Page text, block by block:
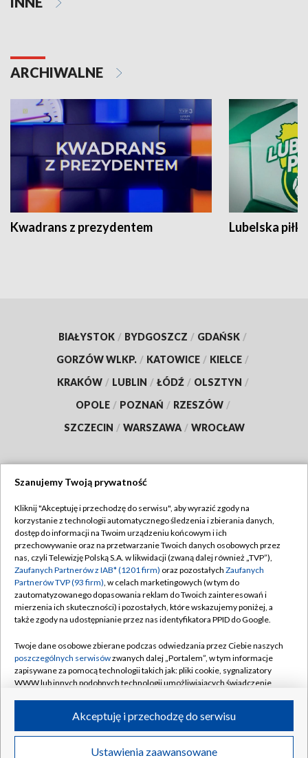
ARCHIWALNE
Kwadrans z prezydentem Lubelska piłka
BIAŁYSTOK / BYDGOSZCZ / GDAŃSK /
GORZÓW WLKP. / KATOWICE / KIELCE /
KRAKÓW / LUBLIN / ŁÓDŹ / OLSZTYN /
OPOLE / POZNAŃ / RZESZÓW /
SZCZECIN / WARSZAWA / WROCŁAW
TVP
Abonament TVP
Emisja w TVP
Centrum informacji TVP
Naziemna Telewizja Cyfrowa
Rada Programowa
System NOS
Informacje o nadawcy
Program dla prasy
Regulamin TVP
Polityka prywatności
Moje zgody
Pomoc
Kontakt
Kanały
©2026 Telewizja Polska S.A. w likwidacji
Szanujemy Twoją prywatność
Kliknij "Akceptuję i przechodzę do serwisu", aby wyrazić zgody na
korzystanie z technologii automatycznego śledzenia i zbierania danych,
dostęp do informacji na Twoim urządzeniu końcowym i ich
przechowywanie oraz na przetwarzanie Twoich danych osobowych przez
nas, czyli Telewizję Polską S.A. w likwidacji (zwaną dalej również „TVP”),
Zaufanych Partnerów z IAB* (1201 firm) oraz pozostałych Zaufanych
Partnerów TVP (93 firm), w celach marketingowych (w tym do
zautomatyzowanego dopasowania reklam do Twoich zainteresowań i
mierzenia ich skuteczności) i pozostałych, które wskazujemy poniżej, a
także zgody na udostępnianie przez nas identyfikatora PPID do Google.
Twoje dane osobowe zbierane podczas odwiedzania przez Ciebie naszych
poszczególnych serwisówzwanych dalej „Portalem”, w tym informacje
zapisywane za pomocą technologii takich jak: pliki cookie, sygnalizatory
WWW lub innych podobnych technologii umożliwiających świadczenie
ruchu w Internecie.
Twoje dane osobowe zbierane podczas odwiedzania przez Ciebie
Ustawienia zaawansowane
Akceptuję i przechodzę do serwisu